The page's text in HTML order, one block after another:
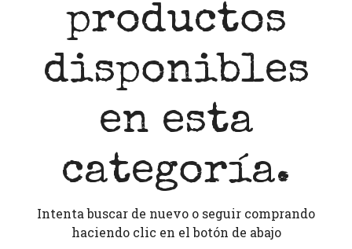
productos
disponibles
en esta
categoría.
Intenta buscar de nuevo o seguir comprando
haciendo clic en el botón de abajo